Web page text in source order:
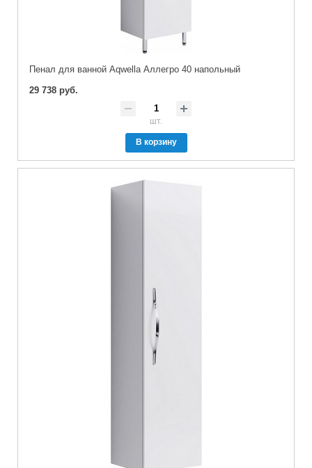
Пенал для ванной Aqwella Аллегро 40 напольный
29 738 руб.
шт.
В корзину